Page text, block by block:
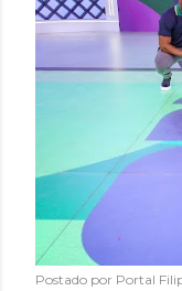
Postado por Portal